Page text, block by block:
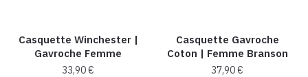
Casquette Winchester |
Gavroche Femme
33,90€
Casquette Gavroche
Coton | Femme Branson
37,90€